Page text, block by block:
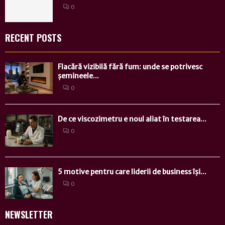
0
RECENT POSTS
Flacără vizibilă fără fum: unde se potrivesc
șemineele...
0
De ce viscozimetru e noul aliat în testarea...
0
5 motive pentru care liderii de business își...
0
NEWSLETTER